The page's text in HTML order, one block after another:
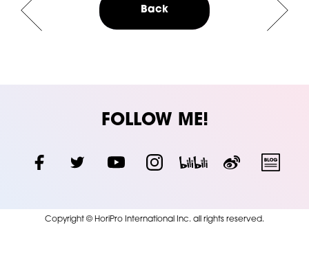
Back
FOLLOW ME!
Copyright © HoriPro International Inc. all rights reserved.